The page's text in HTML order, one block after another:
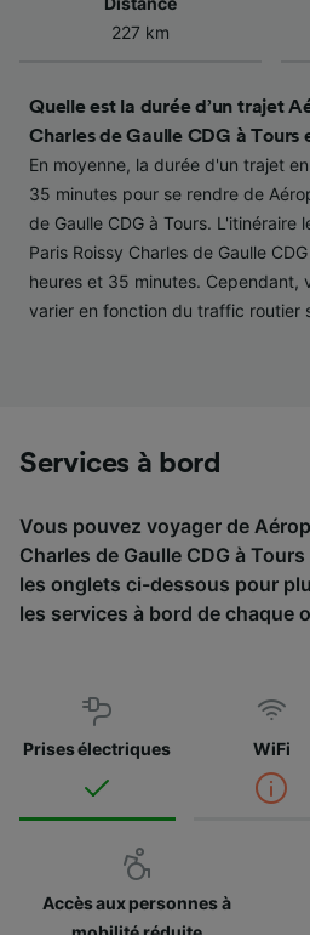
227 km
Quelle est la durée d’un trajet
Charles de Gaulle CDG à Tours
En moyenne, la durée d'un trajet
35 minutes pour se rendre de
de Gaulle CDG à Tours.
Paris Roissy Charles de Gaulle
heures et 35 minutes.
varier en fonction du traffic routier
Services à bord
Vous pouvez voyager de
Charles de Gaulle CDG à
les onglets ci-dessous pour
les services à bord de chaque
Prises électriques WiFi
Accès aux personnes à
informations sur un
contenu personnalisés,
services.
Liste de nos partenaires